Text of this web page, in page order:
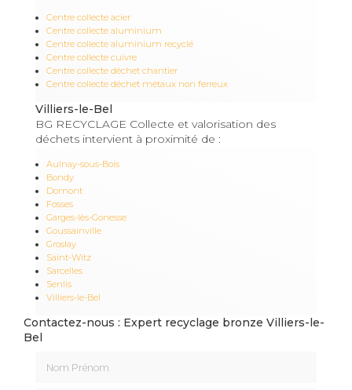
Centre collecte acier
Centre collecte aluminium
Centre collecte aluminium recyclé
Centre collecte cuivre
Centre collecte déchet chantier
Centre collecte déchet métaux non ferreux
Villiers-le-Bel
BG RECYCLAGE Collecte et valorisation des
déchets intervient à proximité de :
Aulnay-sous-Bois
Bondy
Domont
Fosses
Garges-lès-Gonesse
Goussainville
Groslay
Saint-Witz
Sarcelles
Senlis
Villiers-le-Bel
Contactez-nous : Expert recyclage bronze Villiers-le-
Bel